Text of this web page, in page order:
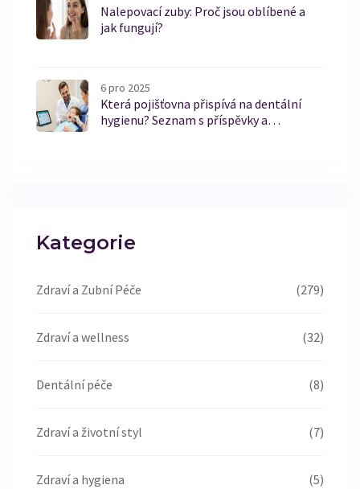
Nalepovací zuby: Proč jsou oblíbené a
jak fungují?
6 pro 2025
Která pojišťovna přispívá na dentální
hygienu? Seznam s příspěvky a
Kategorie
Zdraví a Zubní Péče (279)
Zdraví a wellness (32)
Dentální péče (8)
Zdraví a životní styl (7)
Zdraví a hygiena (5)